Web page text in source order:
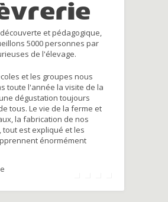
et pédagogique,
5000 personnes par
de l'élevage.
et les groupes nous
toute l'année la visite de la
dégustation toujours
tous. Le vie de la ferme et
la fabrication de nos
tout est expliqué et les
énormément